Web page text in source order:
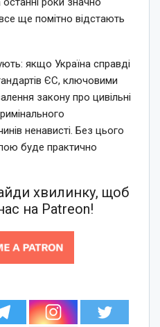
ще помітно відстають
якщо Україна справді
ЄС, ключовими
закону про цивільні
ненависті. Без цього
буде практично
хвилинку, щоб
на Patreon!